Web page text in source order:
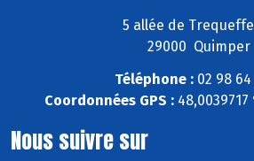
5 allée de
29000 Quimper
Téléphone :02 98 64
Coordonnées GPS :48,0039717
Nous suivre sur